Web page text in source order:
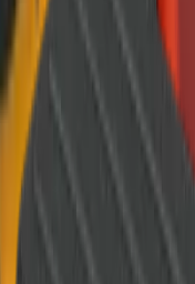
от 0 до 0.8,
износа:
полевых
для этого скина
добавлен в CS2 12
CS:GO Weapon